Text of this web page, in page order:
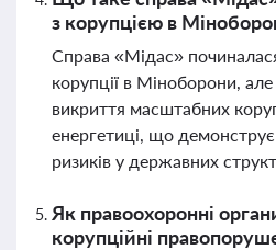
з корупцією в
Справа «Мідас»
корупції в Міноборони,
викриття масштабних
енергетиці, що
ризиків у державних
Як правоохоронні
корупційні